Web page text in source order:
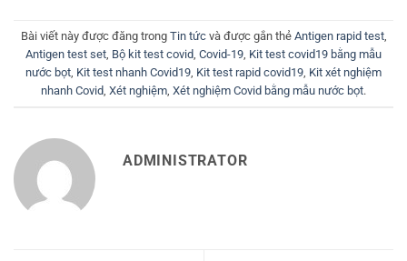
Bài viết này được đăng trong Tin tứcvà được gắn thẻ Antigen rapid test,
Antigen test set Bộ kit test covid Covid-19 Kit test covid19 bằng mẫu
nước bọt Kit test nhanh Covid19 Kit test rapid covid19 Kit xét nghiệm
nhanh Covid Xét nghiệm Xét nghiệm Covid bằng mẫu nước bọt.
ADMINISTRATOR